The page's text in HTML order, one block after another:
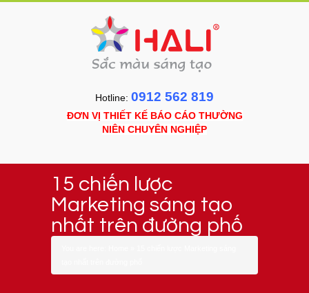
Hotline: 0912 562 819
ĐƠN VỊ THIẾT KẾ BÁO CÁO THƯỜNG
NIÊN CHUYÊN NGHIỆP
15 chiến lược
Marketing sáng tạo
nhất trên đường phố